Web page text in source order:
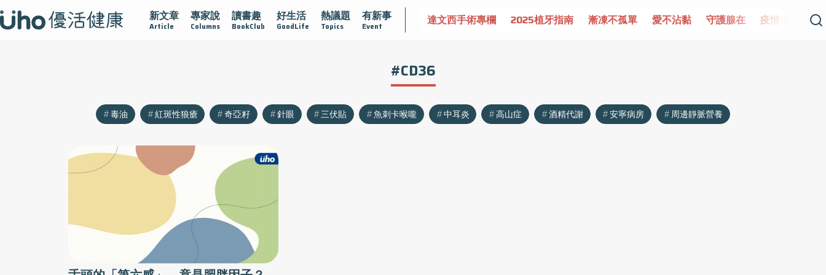
新文章
Article
專家說
Columns
讀書趣
BookClub
好生活
GoodLife
熱議題
Topics
有新事
Event
黏 守護腺在 疫情保衛戰 再生醫學 愛的未來視 認識攝護腺肥大 守護骨骼健康 達文西手術專欄 2025植牙指南 漸凍不孤單 愛不沾黏 守護腺在 疫情保衛戰
#CD36
毒油 紅斑性狼瘡 奇亞籽 針眼 三伏貼 魚刺卡喉嚨 中耳炎 高山症 酒精代謝 安寧病房 周邊靜脈營養